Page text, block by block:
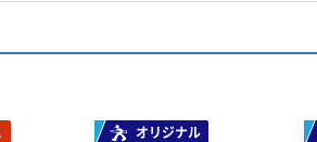
オリジナル